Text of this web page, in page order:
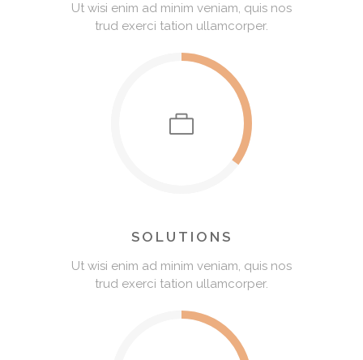
Ut wisi enim ad minim veniam, quis nos
trud exerci tation ullamcorper.
SOLUTIONS
Ut wisi enim ad minim veniam, quis nos
trud exerci tation ullamcorper.